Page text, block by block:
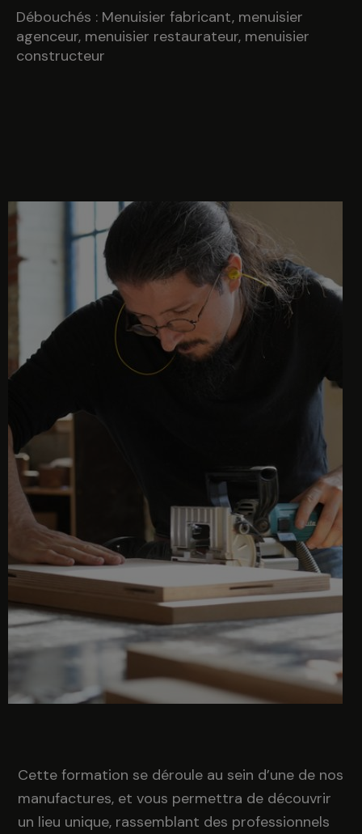
Débouchés : Menuisier fabricant, menuisier
agenceur, menuisier restaurateur, menuisier
constructeur
Cette formation se déroule au sein d’une de nos
manufactures, et vous permettra de découvrir
un lieu unique, rassemblant des professionnels